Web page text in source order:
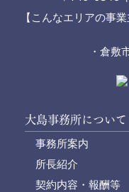
【こんなエリアの事
・倉敷
大島事務所について
事務所案内
所長紹介
契約内容・報酬等